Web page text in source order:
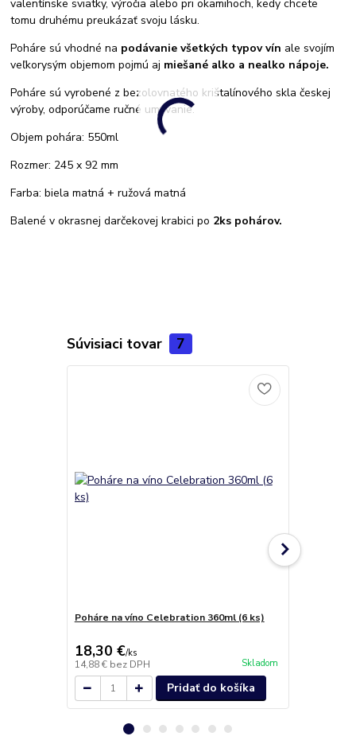
valentínske sviatky, výročia alebo pri okamihoch, kedy chcete
tomu druhému preukázať svoju lásku.
Poháre sú vhodné na podávanie všetkých typov vín ale svojím
veľkorysým objemom pojmú aj miešané alko a nealko nápoje.
Poháre sú vyrobené z bezolovnatého krištalínového skla českej
výroby, odporúčame ručné umývanie.
Objem pohára: 550ml
Rozmer: 245 x 92 mm
Farba: biela matná + ružová matná
Balené v okrasnej darčekovej krabici po 2ks pohárov.
Súvisiaci tovar 7
Poháre na víno Celebration 360ml (6 ks)
18,30 €/ks
14,88 € bez DPH Skladom
Pridať do košíka